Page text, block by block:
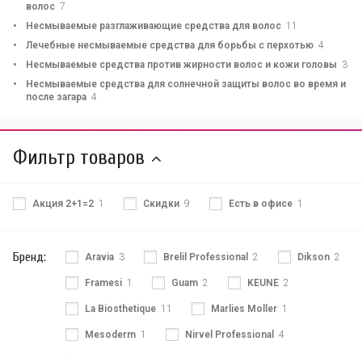
волос 7
Несмываемые разглаживающие средства для волос 11
Лечебные несмываемые средства для борьбы с перхотью 4
Несмываемые средства против жирности волос и кожи головы 3
Несмываемые средства для солнечной защиты волос во время и
после загара 4
Фильтр товаров
Акция 2+1=2 1 Скидки 9 Есть в офисе 1
Бренд: Aravia 3 Brelil Professional 2 Dikson 2
Framesi 1 Guam 2 KEUNE 2
La Biosthetique 11 Marlies Moller 1
Mesoderm 1 Nirvel Professional 4